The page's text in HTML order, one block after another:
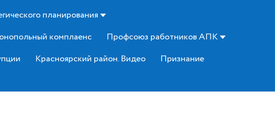
планирования
комплаенс
Профсоюз работников АПК
Красноярский район. Видео
Признание